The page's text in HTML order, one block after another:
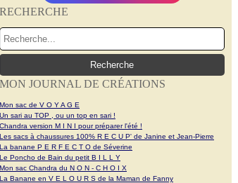
RECHERCHE
MON JOURNAL DE CRÉATIONS
Mon sac de V O Y A G E
Un sari au TOP , ou un top en sari !
Chandra version M I N I pour préparer l'été !
Les sacs à chaussures 100% R E C U P' de Janine et Jean-Pierre
La banane P E R F E C T O de Séverine
Le Poncho de Bain du petit B I L L Y
Mon sac Chandra du N O N - C H O I X
La Banane en V E L O U R S de la Maman de Fanny